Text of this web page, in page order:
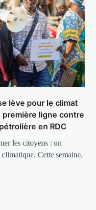
lève pour le climat
première ligne contre
en RDC
les citoyens : un
Cette semaine,